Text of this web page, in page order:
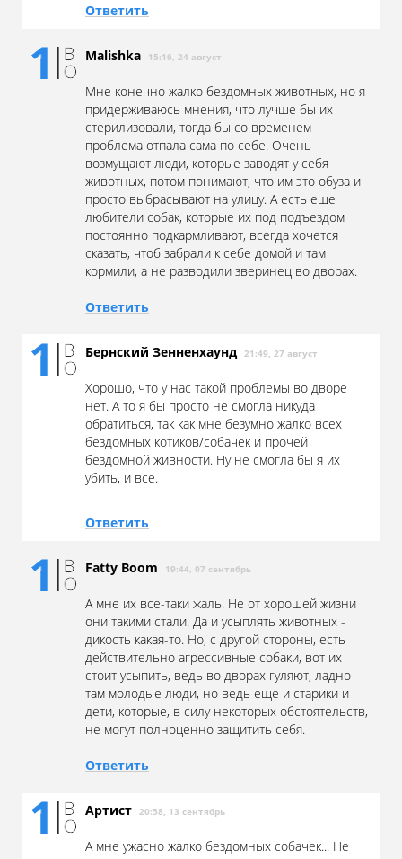
Ответить
Malishka 15:16, 24 август
Мне конечно жалко бездомных животных, но я
придерживаюсь мнения, что лучше бы их
стерилизовали, тогда бы со временем
проблема отпала сама по себе. Очень
возмущают люди, которые заводят у себя
животных, потом понимают, что им это обуза и
просто выбрасывают на улицу. А есть еще
любители собак, которые их под подъездом
постоянно подкармливают, всегда хочется
сказать, чтоб забрали к себе домой и там
кормили, а не разводили зверинец во дворах.
Ответить
Бернский Зенненхаунд 21:49, 27 август
Хорошо, что у нас такой проблемы во дворе
нет. А то я бы просто не смогла никуда
обратиться, так как мне безумно жалко всех
бездомных котиков/собачек и прочей
бездомной живности. Ну не смогла бы я их
убить, и все.
Ответить
Fatty Boom 19:44, 07 сентябрь
А мне их все-таки жаль. Не от хорошей жизни
они такими стали. Да и усыплять животных -
дикость какая-то. Но, с другой стороны, есть
действительно агрессивные собаки, вот их
стоит усыпить, ведь во дворах гуляют, ладно
там молодые люди, но ведь еще и старики и
дети, которые, в силу некоторых обстоятельств,
не могут полноценно защитить себя.
Ответить
Артист 20:58, 13 сентябрь
А мне ужасно жалко бездомных собачек... Не